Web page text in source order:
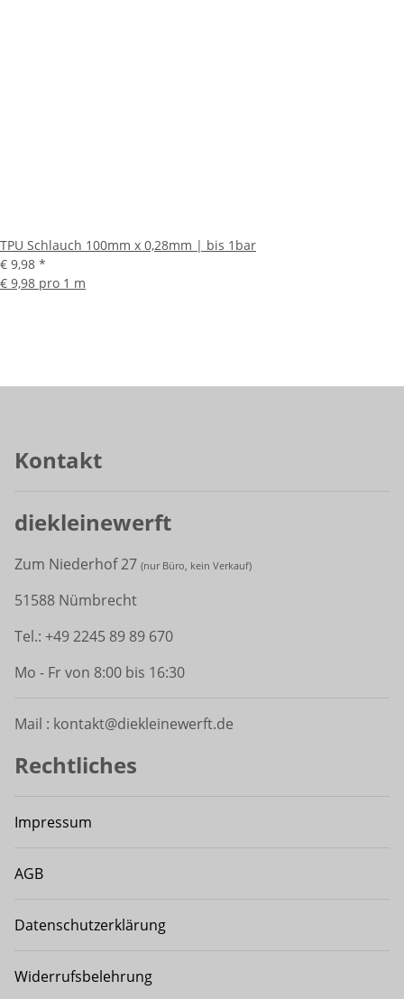
TPU Schlauch 100mm x 0,28mm | bis 1bar
€ 9,98 *
€ 9,98 pro 1 m
Kontakt
diekleinewerft
Zum Niederhof 27 (nur Büro, kein Verkauf)
51588 Nümbrecht
Tel.: +49 2245 89 89 670
Mo - Fr von 8:00 bis 16:30
Mail : kontakt@diekleinewerft.de
Rechtliches
Impressum
AGB
Datenschutzerklärung
Widerrufsbelehrung